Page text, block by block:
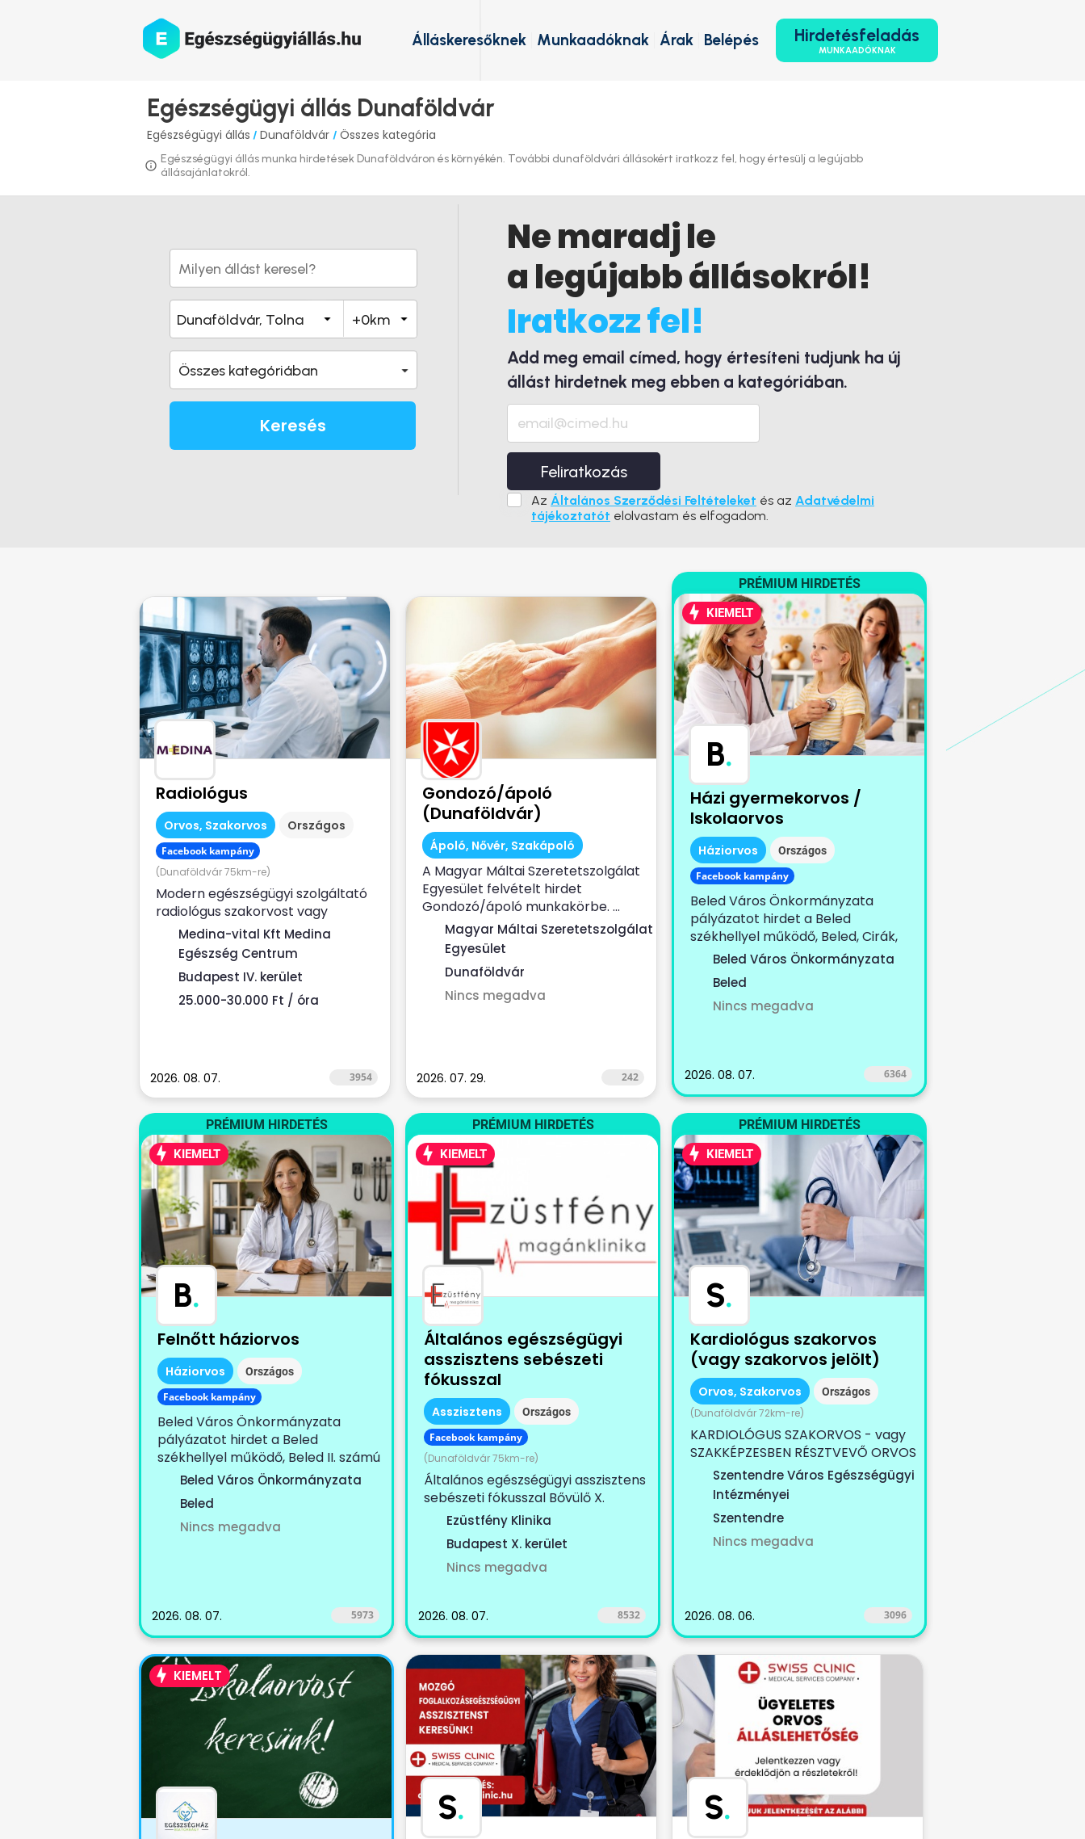
Hirdetésfeladás
MUNKAADÓKNAK
Belépés
Árak
Munkaadóknak
Álláskeresőknek
Egészségügyi állás Dunaföldvár
Egészségügyi állás / Dunaföldvár / Összes kategória
Egészségügyi állás munka hirdetések Dunaföldváron és környékén. További dunaföldvári állásokért iratkozz fel, hogy értesülj a legújabb
állásajánlatokról.
Összes kategóriában
Keresés
Ne maradj le
a legújabb állásokról!
Iratkozz fel!
Add meg email címed, hogy értesíteni tudjunk ha új
állást hirdetnek meg ebben a kategóriában.
Feliratkozás
Az Általános Szerződési Feltételeket és az Adatvédelmi
tájékoztatót elolvastam és elfogadom.
Radiológus
Orvos, Szakorvos Országos
Facebook kampány
(Dunaföldvár 75km-re)
Modern egészségügyi szolgáltató
radiológus szakorvost vagy
rezidenset (liscenec vizsga után)
keres Rendelési...
Medina-vital Kft Medina
Egészség Centrum
Budapest IV. kerület
25.000-30.000 Ft / óra
2026. 08. 07. 3954
Gondozó/ápoló
(Dunaföldvár)
Ápoló, Nővér, Szakápoló
A Magyar Máltai Szeretetszolgálat
Egyesület felvételt hirdet
Gondozó/ápoló munkakörbe. ...
Magyar Máltai Szeretetszolgálat
Egyesület
Dunaföldvár
Nincs megadva
2026. 07. 29. 242
PRÉMIUM HIRDETÉS
KIEMELT
B.
Házi gyermekorvos /
Iskolaorvos
Háziorvos Országos
Facebook kampány
Beled Város Önkormányzata
pályázatot hirdet a Beled
székhellyel működő, Beled, Cirák,
Dénesfa, Edve,...
Beled Város Önkormányzata
Beled
Nincs megadva
2026. 08. 07. 6364
PRÉMIUM HIRDETÉS
KIEMELT
B.
Felnőtt háziorvos
Háziorvos Országos
Facebook kampány
Beled Város Önkormányzata
pályázatot hirdet a Beled
székhellyel működő, Beled II. számú
körzetet, Cirák...
Beled Város Önkormányzata
Beled
Nincs megadva
2026. 08. 07. 5973
PRÉMIUM HIRDETÉS
KIEMELT
Általános egészségügyi
asszisztens sebészeti
fókusszal
Asszisztens Országos
Facebook kampány
(Dunaföldvár 75km-re)
Általános egészségügyi asszisztens
sebészeti fókusszal Bővülő X.
kerületi magánklinikánkra
Ezüstfény Klinika
Budapest X. kerület
Nincs megadva
2026. 08. 07. 8532
PRÉMIUM HIRDETÉS
KIEMELT
S.
Kardiológus szakorvos
(vagy szakorvos jelölt)
Orvos, Szakorvos Országos
(Dunaföldvár 72km-re)
KARDIOLÓGUS SZAKORVOS - vagy
SZAKKÉPZESBEN RÉSZTVEVŐ ORVOS
KOLLÉGÁT KERESÜNK Szeretnél
egy...
Szentendre Város Egészségügyi
Intézményei
Szentendre
Nincs megadva
2026. 08. 06. 3096
KIEMELT
S. S.